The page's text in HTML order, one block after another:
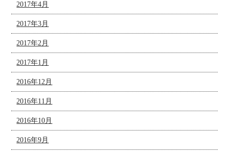
2017年4月
2017年3月
2017年2月
2017年1月
2016年12月
2016年11月
2016年10月
2016年9月